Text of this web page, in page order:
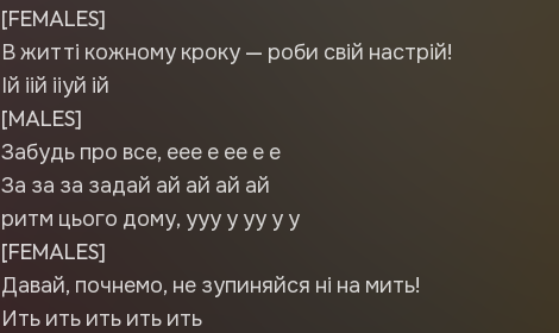
[FEMALES]
В житті кожному кроку — роби свій настрій!
Ій іій ііуй ій
[MALES]
Забудь про все, еее е ее е е
За за за задай ай ай ай ай
ритм цього дому, ууу у уу у у
[FEMALES]
Давай, почнемо, не зупиняйся ні на мить!
Ить ить ить ить ить